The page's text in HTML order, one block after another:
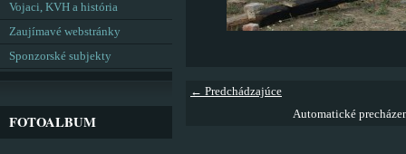
← Predchádzajúce
Automatické
Vojaci, KVH a história
Zaujímavé webstránky
Sponzorské subjekty
FOTOALBUM